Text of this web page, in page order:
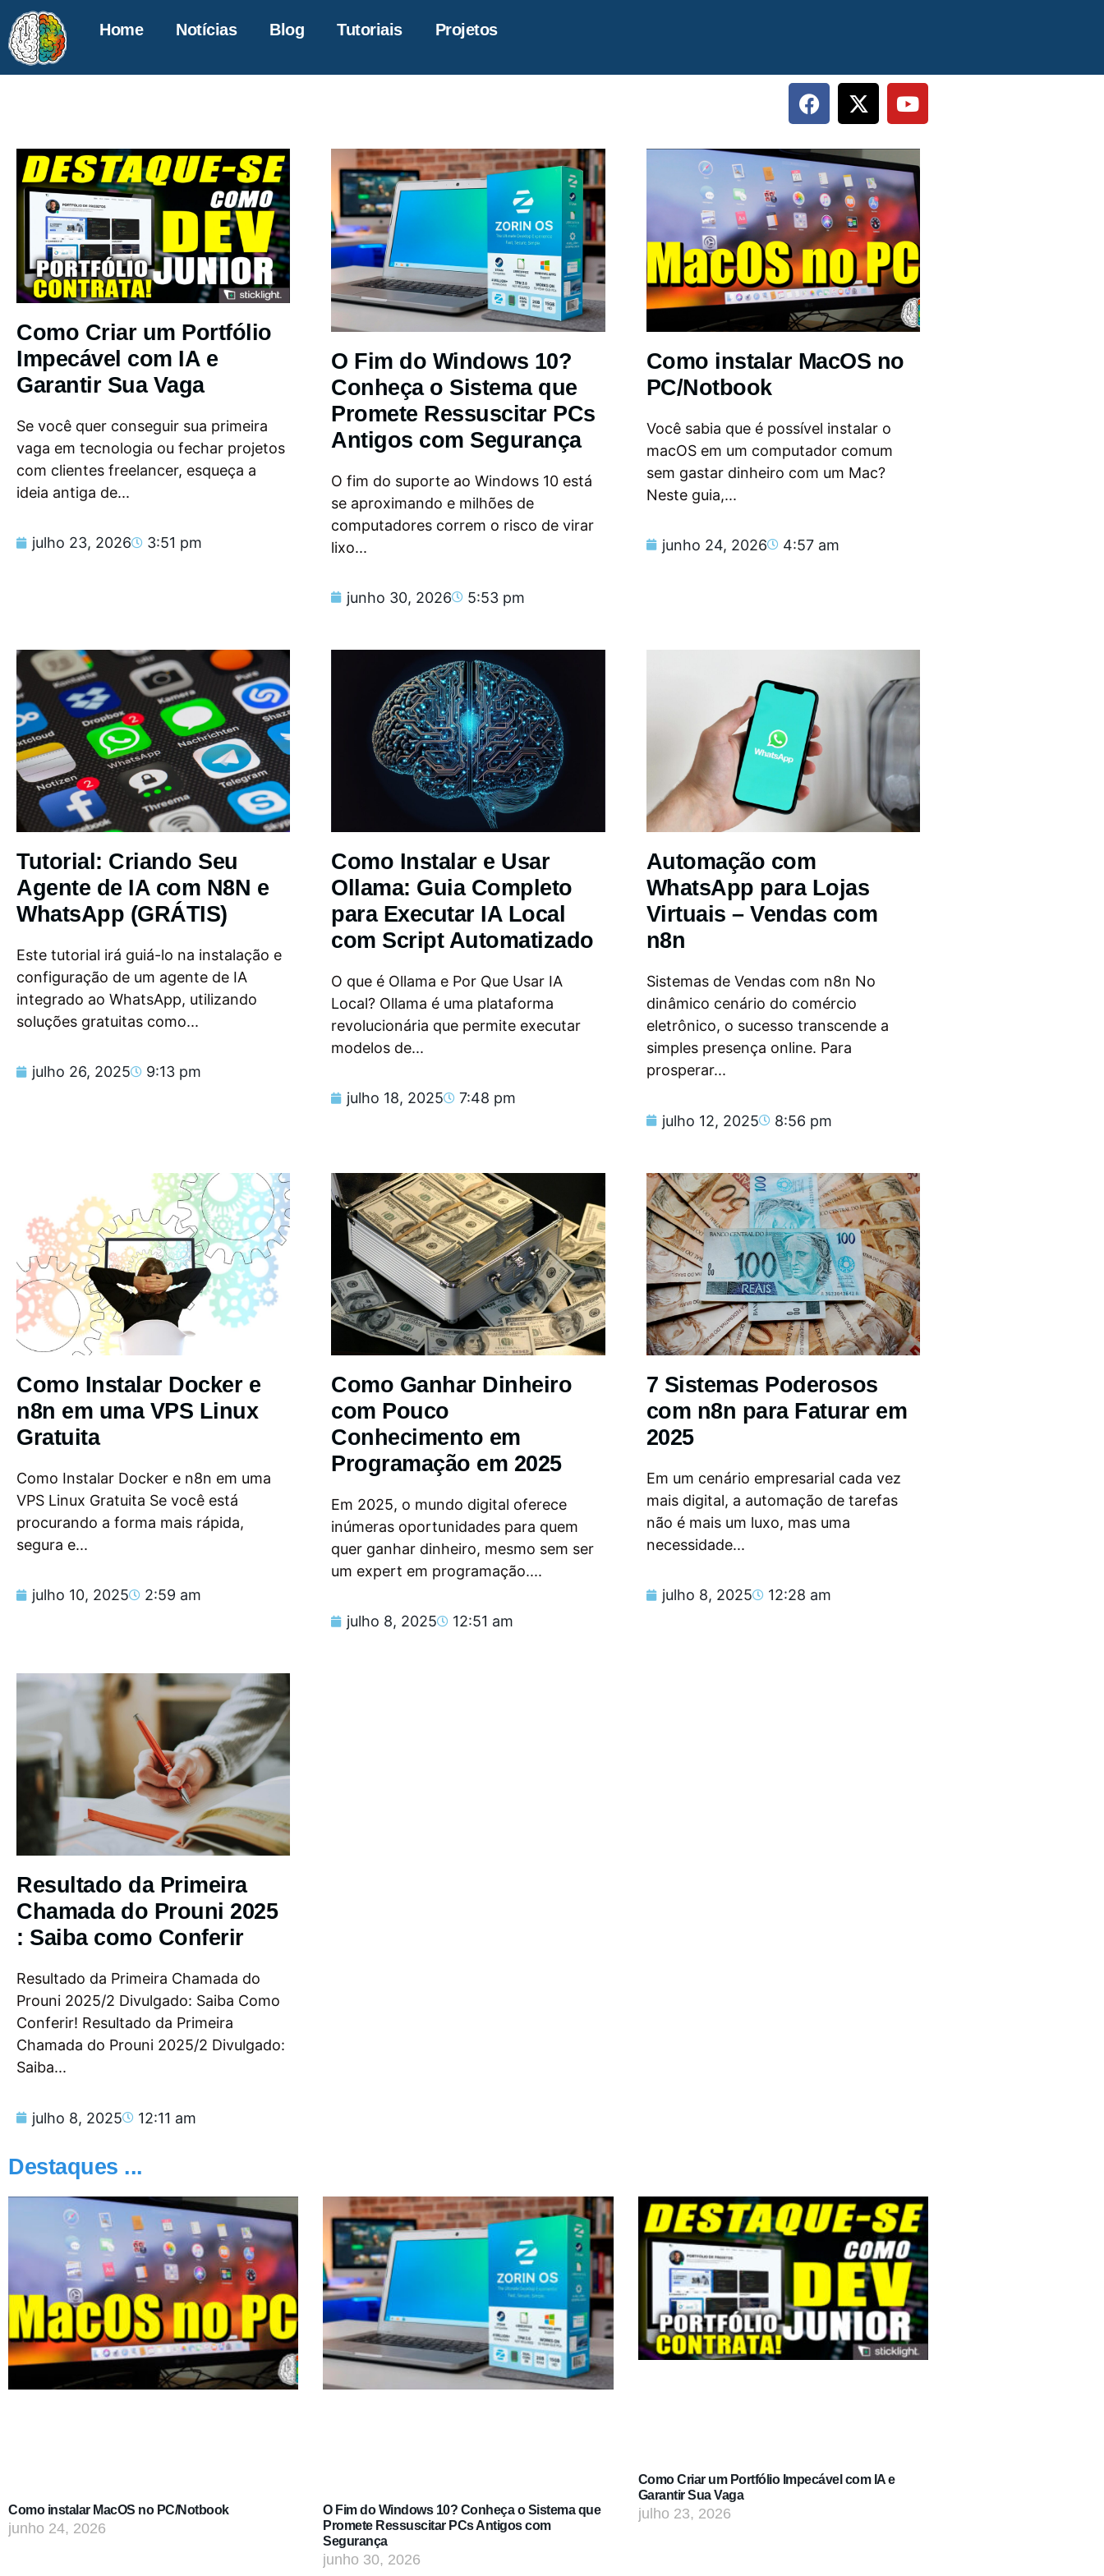
Home Notícias Blog Tutoriais Projetos
Como Criar um Portfólio
Impecável com IA e
Garantir Sua Vaga
Se você quer conseguir sua primeira
vaga em tecnologia ou fechar projetos
com clientes freelancer, esqueça a
ideia antiga de...
julho 23, 2026 3:51 pm
O Fim do Windows 10?
Conheça o Sistema que
Promete Ressuscitar PCs
Antigos com Segurança
O fim do suporte ao Windows 10 está
se aproximando e milhões de
computadores correm o risco de virar
lixo...
junho 30, 2026 5:53 pm
Como instalar MacOS no
PC/Notbook
Você sabia que é possível instalar o
macOS em um computador comum
sem gastar dinheiro com um Mac?
Neste guia,...
junho 24, 2026 4:57 am
Tutorial: Criando Seu
Agente de IA com N8N e
WhatsApp (GRÁTIS)
Este tutorial irá guiá-lo na instalação e
configuração de um agente de IA
integrado ao WhatsApp, utilizando
soluções gratuitas como...
julho 26, 2025 9:13 pm
Como Instalar e Usar
Ollama: Guia Completo
para Executar IA Local
com Script Automatizado
O que é Ollama e Por Que Usar IA
Local? Ollama é uma plataforma
revolucionária que permite executar
modelos de...
julho 18, 2025 7:48 pm
Automação com
WhatsApp para Lojas
Virtuais – Vendas com
n8n
Sistemas de Vendas com n8n No
dinâmico cenário do comércio
eletrônico, o sucesso transcende a
simples presença online. Para
prosperar...
julho 12, 2025 8:56 pm
Como Instalar Docker e
n8n em uma VPS Linux
Gratuita
Como Instalar Docker e n8n em uma
VPS Linux Gratuita Se você está
procurando a forma mais rápida,
segura e...
julho 10, 2025 2:59 am
Como Ganhar Dinheiro
com Pouco
Conhecimento em
Programação em 2025
Em 2025, o mundo digital oferece
inúmeras oportunidades para quem
quer ganhar dinheiro, mesmo sem ser
um expert em programação....
julho 8, 2025 12:51 am
7 Sistemas Poderosos
com n8n para Faturar em
2025
Em um cenário empresarial cada vez
mais digital, a automação de tarefas
não é mais um luxo, mas uma
necessidade...
julho 8, 2025 12:28 am
Resultado da Primeira
Chamada do Prouni 2025
: Saiba como Conferir
Resultado da Primeira Chamada do
Prouni 2025/2 Divulgado: Saiba Como
Conferir! Resultado da Primeira
Chamada do Prouni 2025/2 Divulgado:
Saiba...
julho 8, 2025 12:11 am
Destaques ...
Como instalar MacOS no PC/Notbook
junho 24, 2026
O Fim do Windows 10? Conheça o Sistema que
Promete Ressuscitar PCs Antigos com
Segurança
junho 30, 2026
Como Criar um Portfólio Impecável com IA e
Garantir Sua Vaga
julho 23, 2026